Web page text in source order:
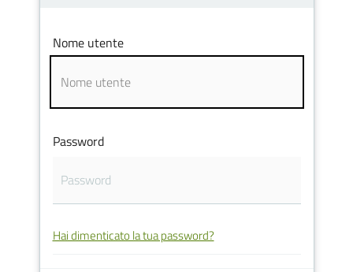
Servizi
Cento
Amministrazione
Nome utente
Password
Hai dimenticato la tua password?